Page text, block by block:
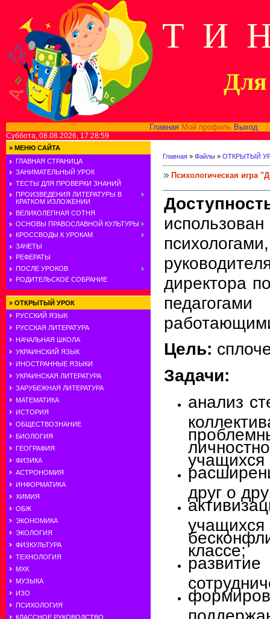
Т И
Для
Главная Мой профиль Выход
Суббота, 08.08.2026, 17:28:59
» МЕНЮ САЙТА
ГЛАВНАЯ СТРАНИЦА
ЗАНИМАТЕЛЬНЫЙ УРОК
ТЕСТЫ ДЛЯ ПРОВЕРКИ ЗНАНИЙ
ПРОИЗВЕДЕНИЯ ЛИТЕРАТУРЫ В
КРАТКОМ ИЗЛОЖЕНИИ
ВЕЛИКОЛЕПНАЯ СОТНЯ
ОСНОВЫ ПРАВОСЛАВНОЙ КУЛЬТУРЫ
КРОССВОДЫ К УРОКАМ
ЗАЧЕТЫ
РЕФЕРАТЫ
ПОСЛЕ УРОКОВ
РОДИТЕЛЬСКОЕ СОБРАНИЕ
» ОТКРЫТЫЙ УРОК
РУССКИЙ ЯЗЫК
РУССКАЯ ЛИТЕРАТУРА
НАЧАЛЬНАЯ ШКОЛА
УКРАИНСКИЙ ЯЗЫК
ИНОСТРАННЫЕ ЯЗЫКИ
УКРАИНСКАЯ ЛИТЕРАТУРА
ЗАРУБЕЖНАЯ ЛИТЕРАТУРА
МАТЕМАТИКА
ИСТОРИЯ
ОБЩЕСТВОЗНАНИЕ
БИОЛОГИЯ
ГЕОГРАФИЯ
ФИЗИКА
АСТРОНОМИЯ
ИНФОРМАТИКА
ХИМИЯ
ОБЖ
ЭКОНОМИКА
ЭКОЛОГИЯ
ФИЗКУЛЬТУРА
ТЕХНОЛОГИЯ
МХК
МУЗЫКА
ИЗО
ПСИХОЛОГИЯ
КЛАССНОЕ РУКОВОДСТВО
Главная » Файлы » ОТКРЫТЫЙ
Психологическая игра
директора
Цель:
Задачи:
анализ
учащихся
друг о
классе;